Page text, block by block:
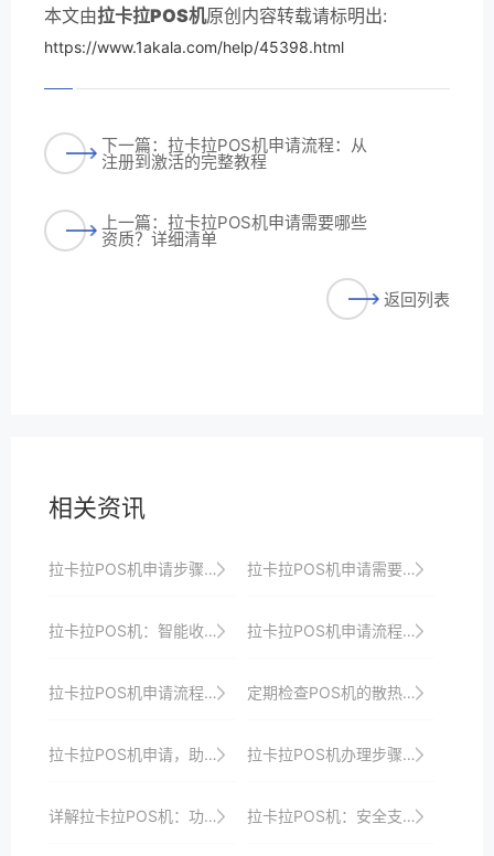
本文由拉卡拉POS机原创内容转载请标明出:
https://www.1akala.com/help/45398.html
下一篇：拉卡拉POS机申请流程：从
注册到激活的完整教程
上一篇：拉卡拉POS机申请需要哪些
资质？详细清单
返回列表
相关资讯
拉卡拉POS机申请步骤：简单几步轻松搞定 拉卡拉POS机申请需要哪些材料？详细清单
拉卡拉POS机：智能收银，提升商家经营效率 拉卡拉POS机申请流程详解：如何高效准备资料并通过审核
拉卡拉POS机申请流程：线下申请的详细步骤 定期检查POS机的散热情况，确保设备正常运行。
拉卡拉POS机申请，助力商户提升支付效率 拉卡拉POS机办理步骤详解：轻松实现收银升级
详解拉卡拉POS机：功能、优势与应用场景 拉卡拉POS机：安全支付，守护商家的每一笔财富